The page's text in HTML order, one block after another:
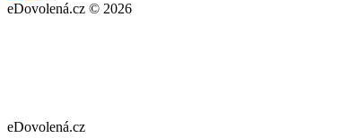
eDovolená.cz © 2026
eDovolená.cz